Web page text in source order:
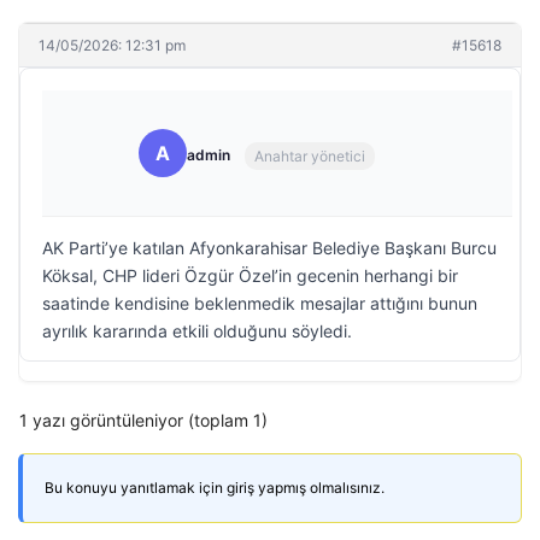
14/05/2026: 12:31 pm #15618
A admin Anahtar yönetici
AK Parti’ye katılan Afyonkarahisar Belediye Başkanı Burcu
Köksal, CHP lideri Özgür Özel’in gecenin herhangi bir
saatinde kendisine beklenmedik mesajlar attığını bunun
ayrılık kararında etkili olduğunu söyledi.
1 yazı görüntüleniyor (toplam 1)
Bu konuyu yanıtlamak için giriş yapmış olmalısınız.